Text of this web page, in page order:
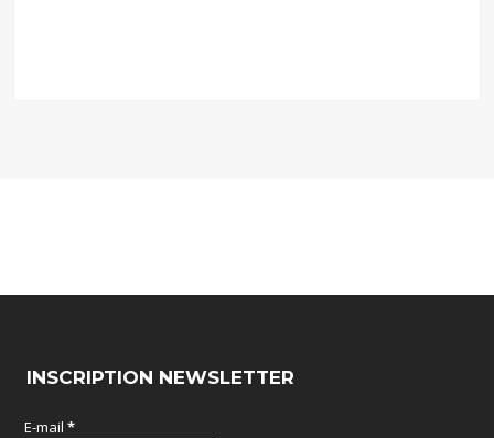
INSCRIPTION NEWSLETTER
E-mail*